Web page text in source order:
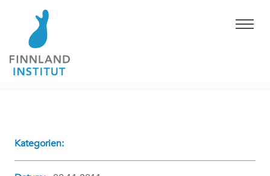
Kategorien: